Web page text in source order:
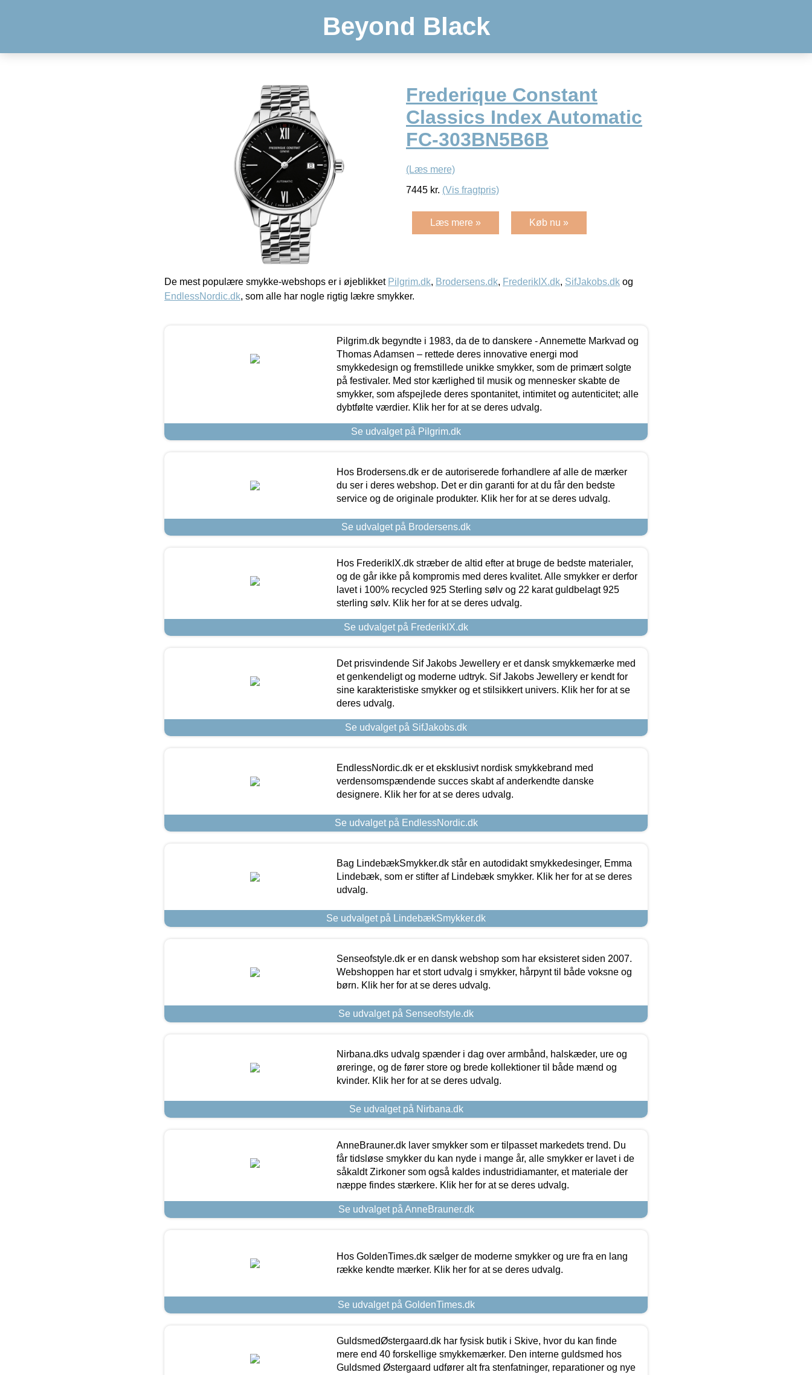
Beyond Black
Frederique Constant
Classics Index Automatic
FC-303BN5B6B
(Læs mere)
7445 kr. (Vis fragtpris)
Læs mere » Køb nu »
De mest populære smykke-webshops er i øjeblikket Pilgrim.dk, Brodersens.dk, FrederikIX.dk, SifJakobs.dk og
EndlessNordic.dk, som alle har nogle rigtig lækre smykker.
Pilgrim.dk begyndte i 1983, da de to danskere - Annemette Markvad og
Thomas Adamsen – rettede deres innovative energi mod
smykkedesign og fremstillede unikke smykker, som de primært solgte
på festivaler. Med stor kærlighed til musik og mennesker skabte de
smykker, som afspejlede deres spontanitet, intimitet og autenticitet; alle
dybtfølte værdier. Klik her for at se deres udvalg.
Se udvalget på Pilgrim.dk
Hos Brodersens.dk er de autoriserede forhandlere af alle de mærker
du ser i deres webshop. Det er din garanti for at du får den bedste
service og de originale produkter. Klik her for at se deres udvalg.
Se udvalget på Brodersens.dk
Hos FrederikIX.dk stræber de altid efter at bruge de bedste materialer,
og de går ikke på kompromis med deres kvalitet. Alle smykker er derfor
lavet i 100% recycled 925 Sterling sølv og 22 karat guldbelagt 925
sterling sølv. Klik her for at se deres udvalg.
Se udvalget på FrederikIX.dk
Det prisvindende Sif Jakobs Jewellery er et dansk smykkemærke med
et genkendeligt og moderne udtryk. Sif Jakobs Jewellery er kendt for
sine karakteristiske smykker og et stilsikkert univers. Klik her for at se
deres udvalg.
Se udvalget på SifJakobs.dk
EndlessNordic.dk er et eksklusivt nordisk smykkebrand med
verdensomspændende succes skabt af anderkendte danske
designere. Klik her for at se deres udvalg.
Se udvalget på EndlessNordic.dk
Bag LindebækSmykker.dk står en autodidakt smykkedesinger, Emma
Lindebæk, som er stifter af Lindebæk smykker. Klik her for at se deres
udvalg.
Se udvalget på LindebækSmykker.dk
Senseofstyle.dk er en dansk webshop som har eksisteret siden 2007.
Webshoppen har et stort udvalg i smykker, hårpynt til både voksne og
børn. Klik her for at se deres udvalg.
Se udvalget på Senseofstyle.dk
Nirbana.dks udvalg spænder i dag over armbånd, halskæder, ure og
øreringe, og de fører store og brede kollektioner til både mænd og
kvinder. Klik her for at se deres udvalg.
Se udvalget på Nirbana.dk
AnneBrauner.dk laver smykker som er tilpasset markedets trend. Du
får tidsløse smykker du kan nyde i mange år, alle smykker er lavet i de
såkaldt Zirkoner som også kaldes industridiamanter, et materiale der
næppe findes stærkere. Klik her for at se deres udvalg.
Se udvalget på AnneBrauner.dk
Hos GoldenTimes.dk sælger de moderne smykker og ure fra en lang
række kendte mærker. Klik her for at se deres udvalg.
Se udvalget på GoldenTimes.dk
GuldsmedØstergaard.dk har fysisk butik i Skive, hvor du kan finde
mere end 40 forskellige smykkemærker. Den interne guldsmed hos
Guldsmed Østergaard udfører alt fra stenfatninger, reparationer og nye